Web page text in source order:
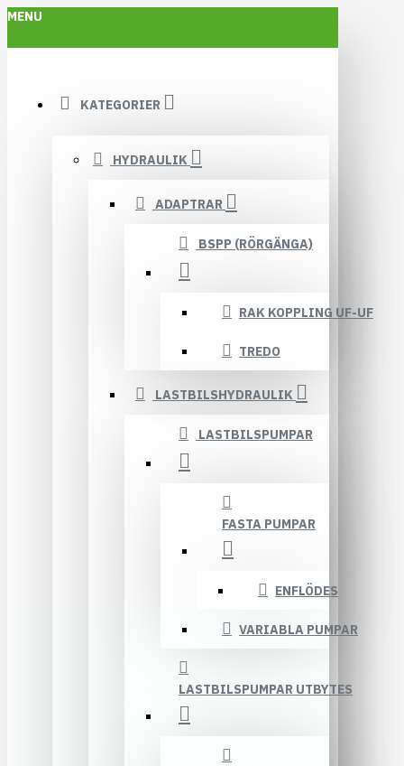
MENU
KATEGORIER
HYDRAULIK
ADAPTRAR
BSPP (RÖRGÄNGA)
RAK KOPPLING UF-UF
TREDO
LASTBILSHYDRAULIK
LASTBILSPUMPAR
FASTA PUMPAR
ENFLÖDES
VARIABLA PUMPAR
LASTBILSPUMPAR UTBYTES